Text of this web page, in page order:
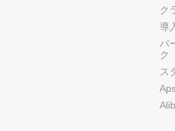
ク
導
パ
ク
ス